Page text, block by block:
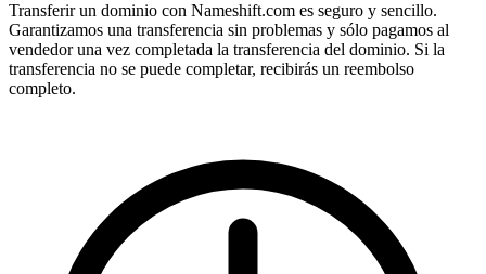
Transferir un dominio con Nameshift.com es seguro y sencillo.
Garantizamos una transferencia sin problemas y sólo pagamos al
vendedor una vez completada la transferencia del dominio. Si la
transferencia no se puede completar, recibirás un reembolso
completo.